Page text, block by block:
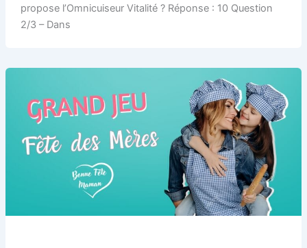
propose l’Omnicuiseur Vitalité ? Réponse : 10 Question
2/3 – Dans